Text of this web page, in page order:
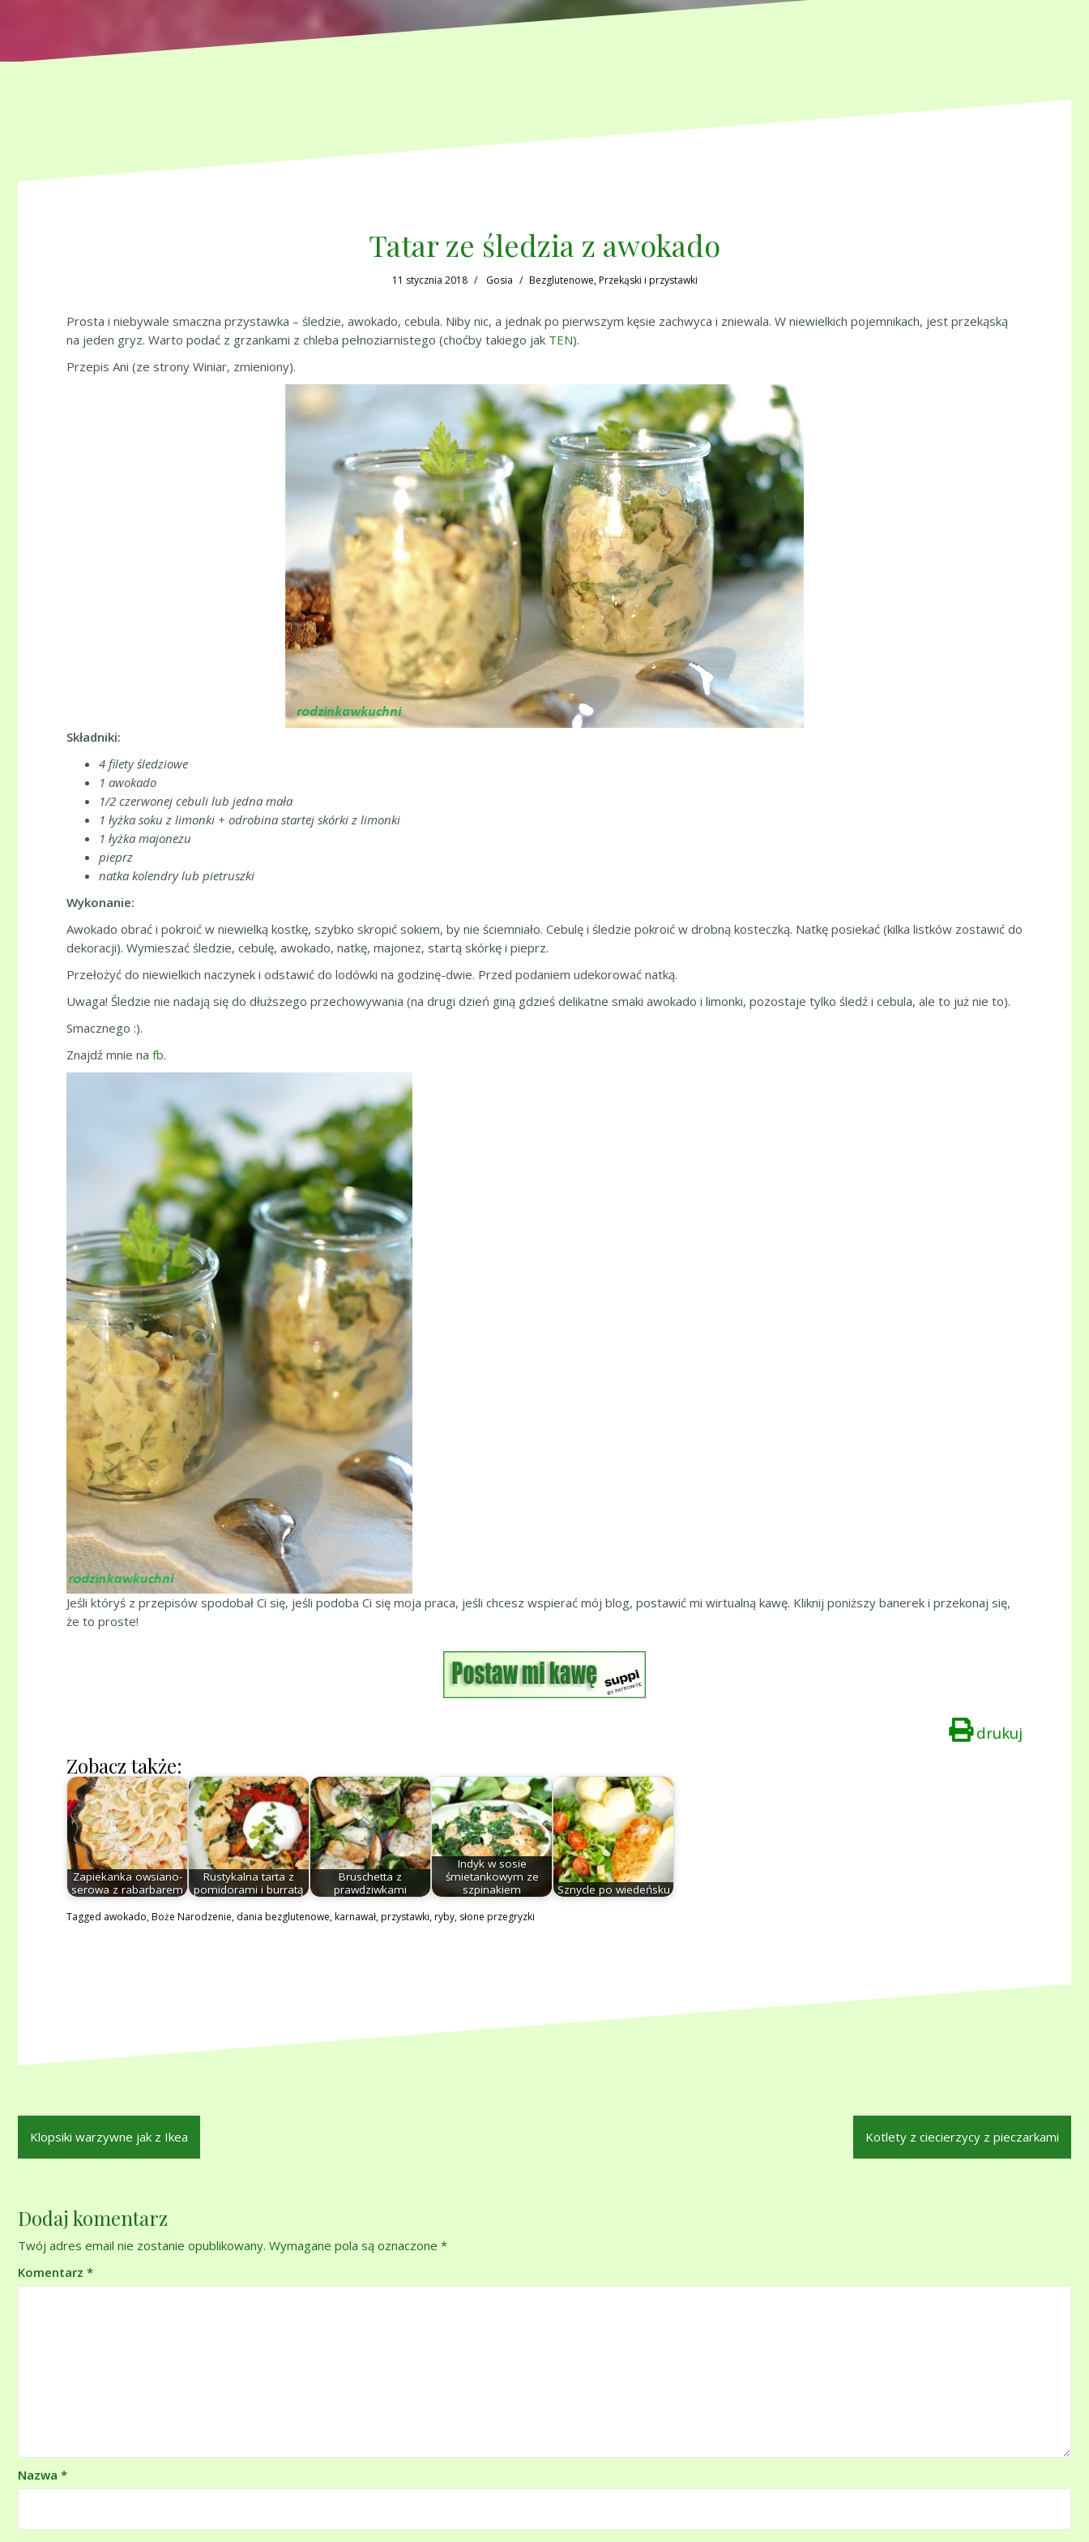
Tatar ze śledzia z awokado
11 stycznia 2018 Gosia Bezglutenowe,Przekąski i przystawki
Prosta i niebywale smaczna przystawka – śledzie, awokado, cebula. Niby nic, a jednak po pierwszym kęsie zachwyca i zniewala. W niewielkich pojemnikach, jest przekąską
na jeden gryz. Warto podać z grzankami z chleba pełnoziarnistego (choćby takiego jak TEN).
Przepis Ani (ze strony Winiar, zmieniony).
Składniki:
4 filety śledziowe
1 awokado
1/2 czerwonej cebuli lub jedna mała
1 łyżka soku z limonki + odrobina startej skórki z limonki
1 łyżka majonezu
pieprz
natka kolendry lub pietruszki
Wykonanie:
Awokado obrać i pokroić w niewielką kostkę, szybko skropić sokiem, by nie ściemniało. Cebulę i śledzie pokroić w drobną kosteczką. Natkę posiekać (kilka listków zostawić do
dekoracji). Wymieszać śledzie, cebulę, awokado, natkę, majonez, startą skórkę i pieprz.
Przełożyć do niewielkich naczynek i odstawić do lodówki na godzinę-dwie. Przed podaniem udekorować natką.
Uwaga! Śledzie nie nadają się do dłuższego przechowywania (na drugi dzień giną gdzieś delikatne smaki awokado i limonki, pozostaje tylko śledź i cebula, ale to już nie to).
Smacznego :).
Znajdź mnie na fb.
Jeśli któryś z przepisów spodobał Ci się, jeśli podoba Ci się moja praca, jeśli chcesz wspierać mój blog, postawić mi wirtualną kawę. Kliknij poniższy banerek i przekonaj się,
że to proste!
drukuj
Zobacz także:
Zapiekanka owsiano-
serowa z rabarbarem
Rustykalna tarta z
pomidorami i burratą
Bruschetta z
prawdziwkami
Indyk w sosie
śmietankowym ze
szpinakiem
Sznycle po wiedeńsku
Tagged awokado,Boże Narodzenie, dania bezglutenowe,karnawał,przystawki,ryby, słone przegryzki
Nawigacja
wpisu
Klopsiki warzywne jak z Ikea Kotlety z ciecierzycy z pieczarkami
Dodaj komentarz
Twój adres email nie zostanie opublikowany. Wymagane pola są oznaczone *
Komentarz *
Nazwa *